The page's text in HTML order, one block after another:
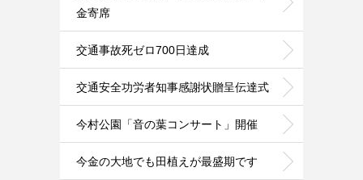
金寄席
交通事故死ゼロ700日達成
交通安全功労者知事感謝状贈呈伝達式
今村公園「音の葉コンサート」開催
今金の大地でも田植えが最盛期です